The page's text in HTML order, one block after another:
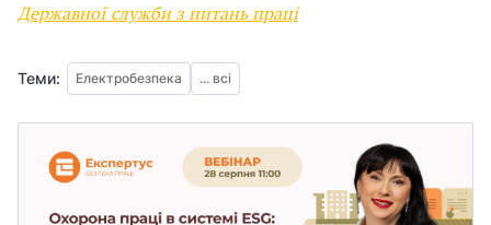
Державної служби з питань праці
Теми: Електробезпека ... всі